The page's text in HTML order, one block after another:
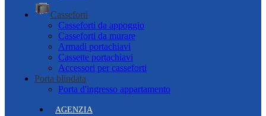
Casseforti
Casseforti da appoggio
Casseforti da murare
Armadi portachiavi
Cassette portachiavi
Accessori per casseforti
Porta blindata
Porta d'ingresso appartamento
AGENZIA